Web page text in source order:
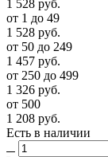
1 528 руб.
от 1 до 49
1 528 руб.
от 50 до 249
1 457 руб.
от 250 до 499
1 326 руб.
от 500
1 208 руб.
Есть в наличии